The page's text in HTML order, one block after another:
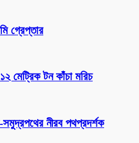
গ্রেপ্তার
মেট্রিক টন কাঁচা মরিচ
নীরব পথপ্রদর্শক